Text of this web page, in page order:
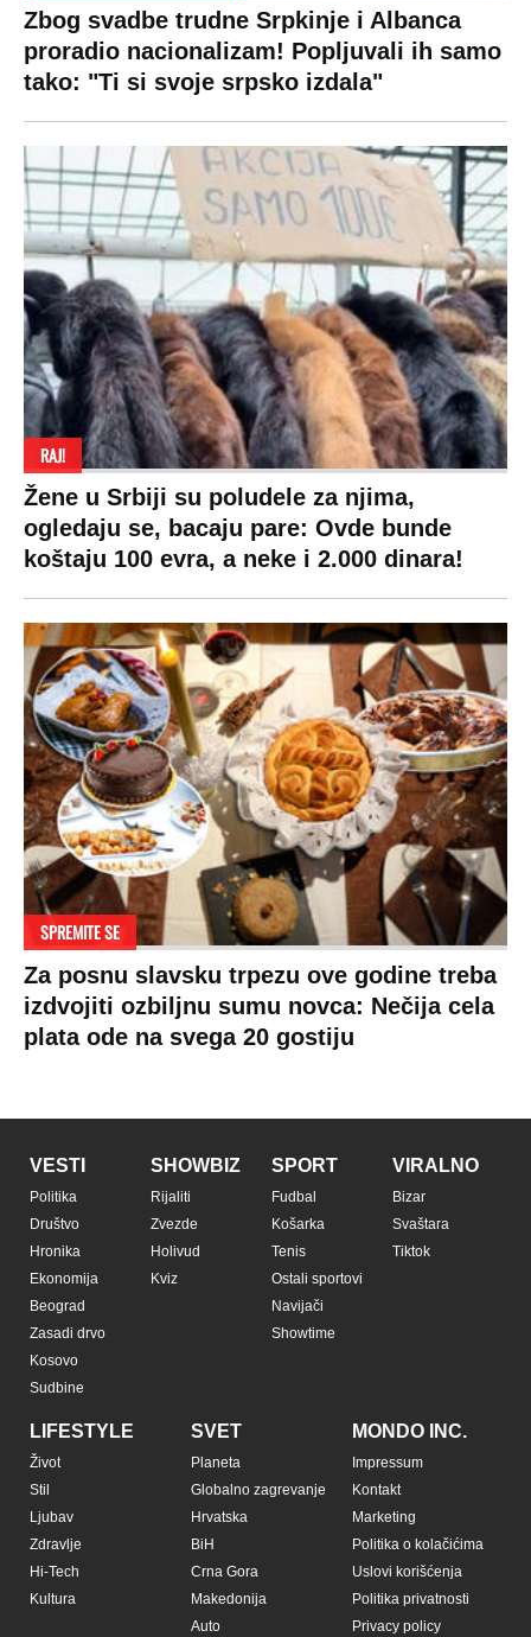
Zbog svadbe trudne Srpkinje i Albanca
proradio nacionalizam! Popljuvali ih samo
tako: "Ti si svoje srpsko izdala"
RAJ!
Žene u Srbiji su poludele za njima,
ogledaju se, bacaju pare: Ovde bunde
koštaju 100 evra, a neke i 2.000 dinara!
SPREMITE SE
Za posnu slavsku trpezu ove godine treba
izdvojiti ozbiljnu sumu novca: Nečija cela
plata ode na svega 20 gostiju
VESTI
Politika
Društvo
Hronika
Ekonomija
Beograd
Zasadi drvo
Kosovo
Sudbine
SHOWBIZ
Rijaliti
Zvezde
Holivud
Kviz
SPORT
Fudbal
Košarka
Tenis
Ostali sportovi
Navijači
Showtime
VIRALNO
Bizar
Svaštara
Tiktok
LIFESTYLE
Život
Stil
Ljubav
Zdravlje
Hi-Tech
Kultura
SVET
Planeta
Globalno zagrevanje
Hrvatska
BiH
Crna Gora
Makedonija
Auto
MONDO INC.
Impressum
Kontakt
Marketing
Politika o kolačićima
Uslovi korišćenja
Politika privatnosti
Privacy policy